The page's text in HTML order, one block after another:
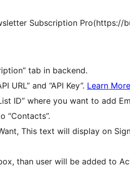
Subscription Pro(https://
tab in backend.
URL” and “API Key”. Learn More
ID” where you want to add
“Contacts”.
This text will display on
than user will be added to